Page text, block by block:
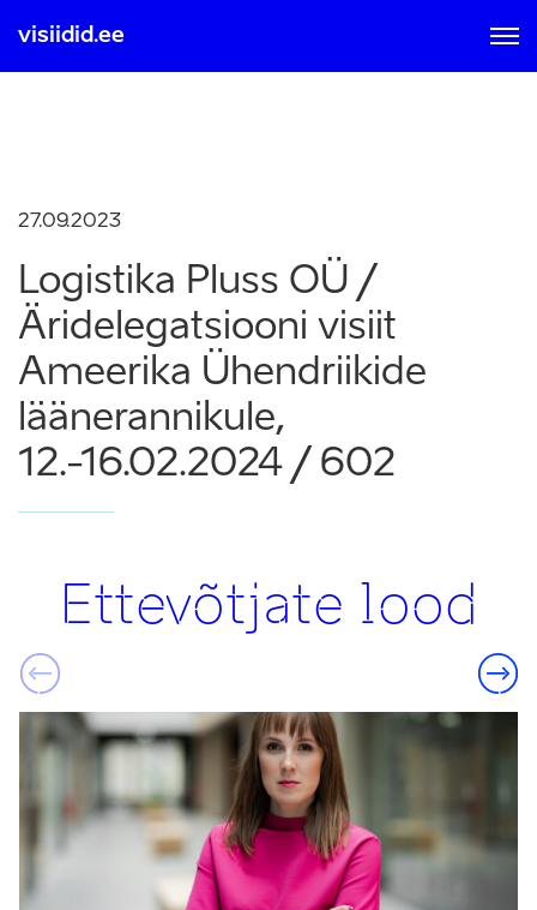
visiidid.ee
tingimustega, mis on loetavad
27.09.2023
Logistika Pluss OÜ /
Äridelegatsiooni visiit
Ameerika Ühendriikide
läänerannikule,
12.-16.02.2024 / 602
Ettevõtjate lood